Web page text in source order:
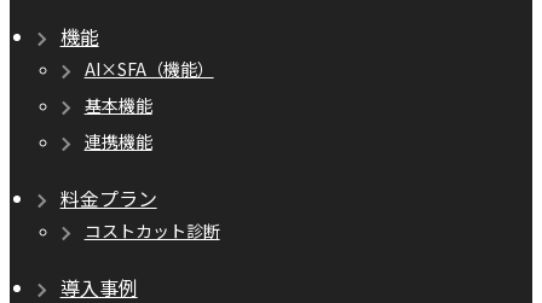
機能
AI×SFA（機能）
基本機能
連携機能
料金プラン
コストカット診断
導入事例